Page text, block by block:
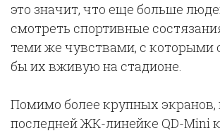
это значит, что еще больше
смотреть спортивные
теми же чувствами, с которыми
бы их вживую на стадионе.
Помимо более крупных экранов,
последней ЖК-линейке QD-Mini